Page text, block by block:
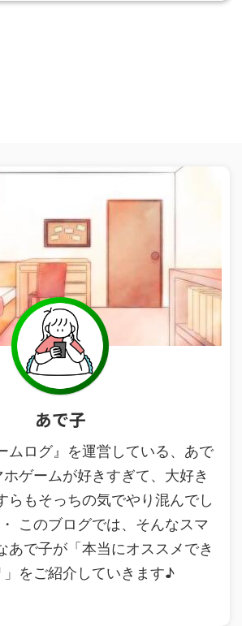
あで子
ムログ』を運営している、あで
ゲームが好きすぎて、大好き
らもそっちの気でやり混んでし
このブログでは、そんなスマ
あで子が「本当にオススメでき
」をご紹介していきます♪